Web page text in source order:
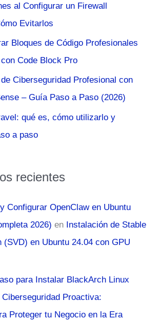
al Configurar un Firewall
Evitarlos
Bloques de Código Profesionales
Code Block Pro
Ciberseguridad Profesional con
– Guía Paso a Paso (2026)
qué es, cómo utilizarlo y
a paso
recientes
Configurar OpenClaw en Ubuntu
2026) en Instalación de Stable
(SVD) en Ubuntu 24.04 con GPU
para Instalar BlackArch Linux
Ciberseguridad Proactiva:
Proteger tu Negocio en la Era